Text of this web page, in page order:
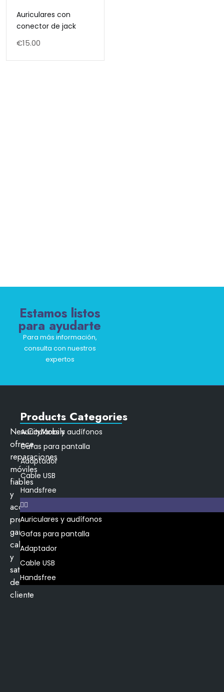
Auriculares con
conector de jack
€15.00
Estamos listos
para ayudarte
Para más información,
consulta con nuestros
expertos
NewCityMobils
ofrece
reparaciones
móviles
fiables
y
accesorios
premium,
garantizando
calidad
y
satisfacción
del
cliente
Products Categories
Auriculares y audífonos
Gafas para pantalla
Adaptador
Cable USB
Handsfree
Auriculares y audífonos
Gafas para pantalla
Adaptador
Cable USB
Handsfree